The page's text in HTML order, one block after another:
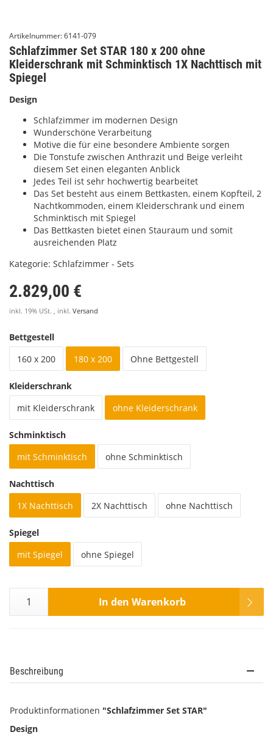
Artikelnummer:6141-079
Schlafzimmer Set STAR 180 x 200 ohne
Kleiderschrank mit Schminktisch 1X Nachttisch mit
Spiegel
Design
Schlafzimmer im modernen Design
Wunderschöne Verarbeitung
Motive die für eine besondere Ambiente sorgen
Die Tonstufe zwischen Anthrazit und Beige verleiht
diesem Set einen eleganten Anblick
Jedes Teil ist sehr hochwertig bearbeitet
Das Set besteht aus einem Bettkasten, einem Kopfteil, 2
Nachtkommoden, einem Kleiderschrank und einem
Schminktisch mit Spiegel
Das Bettkasten bietet einen Stauraum und somit
ausreichenden Platz
Kategorie: Schlafzimmer - Sets
2.829,00 €
inkl. 19% USt. , inkl. Versand
Bettgestell
160 x 200
180 x 200 Ohne Bettgestell
Kleiderschrank
mit Kleiderschrank
ohne Kleiderschrank
Schminktisch
mit Schminktisch
ohne Schminktisch
Nachttisch
1X Nachttisch
2X Nachttisch ohne Nachttisch
Spiegel
mit Spiegel
ohne Spiegel
In den Warenkorb
Beschreibung
Produktinformationen "Schlafzimmer Set STAR"
Design